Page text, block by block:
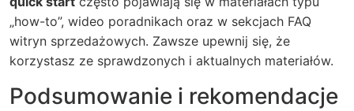
„how-to”, wideo poradnikach oraz w sekcjach FAQ
witryn sprzedażowych. Zawsze upewnij się, że
korzystasz ze sprawdzonych i aktualnych materiałów.
Podsumowanie i rekomendacje